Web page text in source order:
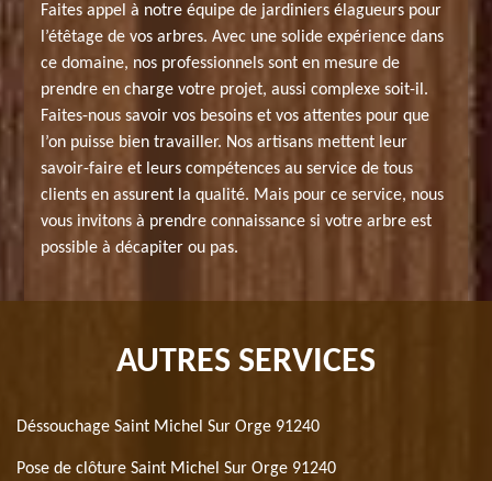
Faites appel à notre équipe de jardiniers élagueurs pour
l’étêtage de vos arbres. Avec une solide expérience dans
ce domaine, nos professionnels sont en mesure de
prendre en charge votre projet, aussi complexe soit-il.
Faites-nous savoir vos besoins et vos attentes pour que
l’on puisse bien travailler. Nos artisans mettent leur
savoir-faire et leurs compétences au service de tous
clients en assurent la qualité. Mais pour ce service, nous
vous invitons à prendre connaissance si votre arbre est
possible à décapiter ou pas.
AUTRES SERVICES
Déssouchage Saint Michel Sur Orge 91240
Pose de clôture Saint Michel Sur Orge 91240